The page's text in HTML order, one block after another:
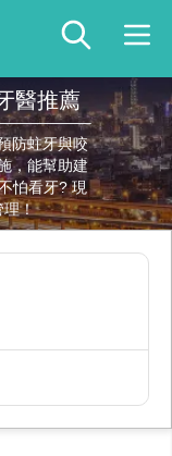
醫推薦
防蛀牙與咬
，能幫助建
怕看牙? 現
理！